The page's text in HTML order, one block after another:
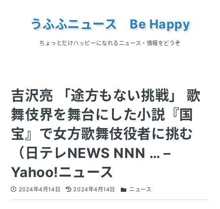
うふふニュース Be Happy
ちょっとだけハッピーになれるニュース・情報をどうぞ
吉沢亮 「途方もない挑戦」 歌
舞伎界を舞台にした小説『国
宝』で女方歌舞伎役者に挑む
（日テレNEWS NNN … –
Yahoo!ニュース
2024年4月14日 2024年4月14日 ニュース